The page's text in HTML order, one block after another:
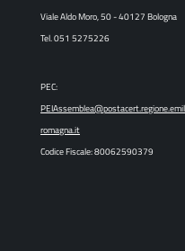
Viale Aldo Moro, 50 - 40127 Bologna
Tel. 051 5275226
PEC:
romagna.it
Codice Fiscale: 80062590379